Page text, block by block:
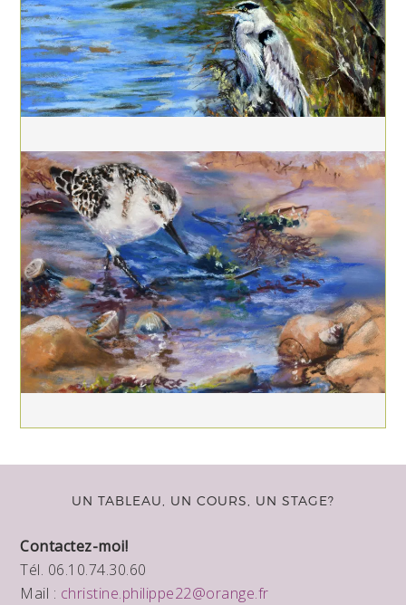
UN TABLEAU, UN COURS, UN STAGE?
Contactez-moi!
Tél. 06.10.74.30.60
Mail : christine.philippe22@orange.fr